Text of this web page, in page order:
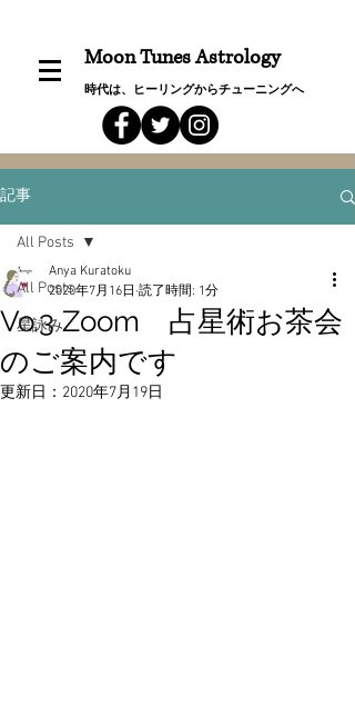
Moon Tunes Astrology
時代は、ヒーリングからチューニングへ
記事
All Posts
星詠み
All Posts
Vo.3 Zoom 占星術お茶会
のご案内です
Anya Kuratoku
2020年7月16日 読了時間: 1分
更新日： 2020年7月19日